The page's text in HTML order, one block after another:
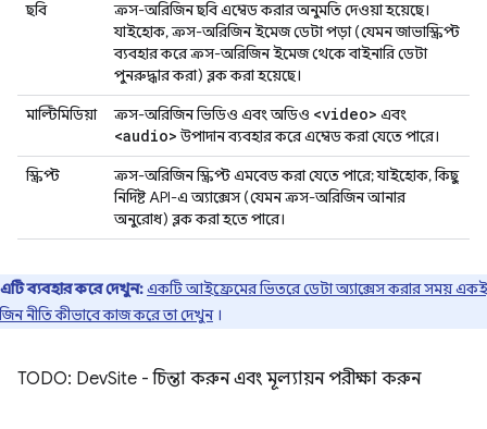
ছবি
ক্রস-অরিজিন ছবি এম্বেড করার অনুমতি দেওয়া হয়েছে।
যাইহোক, ক্রস-অরিজিন ইমেজ ডেটা পড়া (যেমন জাভাস্ক্রিপ্ট
ব্যবহার করে ক্রস-অরিজিন ইমেজ থেকে বাইনারি ডেটা
পুনরুদ্ধার করা) ব্লক করা হয়েছে।
মাল্টিমিডিয়া
ক্রস-অরিজিন ভিডিও এবং অডিও <video> এবং
<audio>উপাদান ব্যবহার করে এম্বেড করা যেতে পারে।
স্ক্রিপ্ট
ক্রস-অরিজিন স্ক্রিপ্ট এমবেড করা যেতে পারে; যাইহোক, কিছু
নির্দিষ্ট API-এ অ্যাক্সেস (যেমন ক্রস-অরিজিন আনার
অনুরোধ) ব্লক করা হতে পারে।
এটি ব্যবহার করে দেখুন:একটি আইফ্রেমের ভিতরে ডেটা অ্যাক্সেস করার সময়
নীতি কীভাবে কাজ করে তা দেখুন।
TODO: DevSite - চিন্তা করুন এবং মূল্যায়ন পরীক্ষা করুন